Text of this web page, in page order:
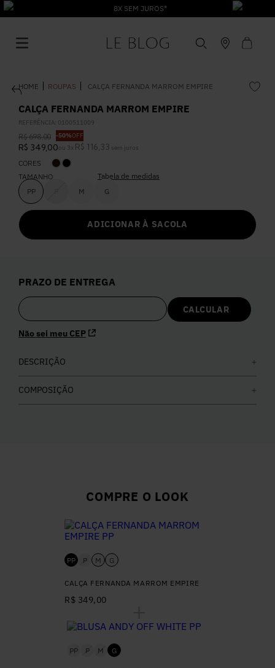
8X SEM JUROS*
ROUPAS CALÇA FERNANDA MARROM EMPIRE
CALÇA FERNANDA MARROM EMPIRE
REFERÊNCIA: 0100511009
R$ 698,00 -50%OFF
R$ 349,00 ou 3 x R$ 116 33 sem juros
CORES
TAMANHO
PP
M G
Tabela de medidas
ADICIONAR À SACOLA
PRAZO DE ENTREGA
Não sei meu CEP
DESCRIÇÃO
COMPOSIÇÃO
COMPRE O LOOK
PP P M G
CALÇA FERNANDA MARROM EMPIRE
R$ 349,00
PP P M G
1º Vestido
2º
5º Calça
6º Colete
7º Vestidos
Calça Jeans